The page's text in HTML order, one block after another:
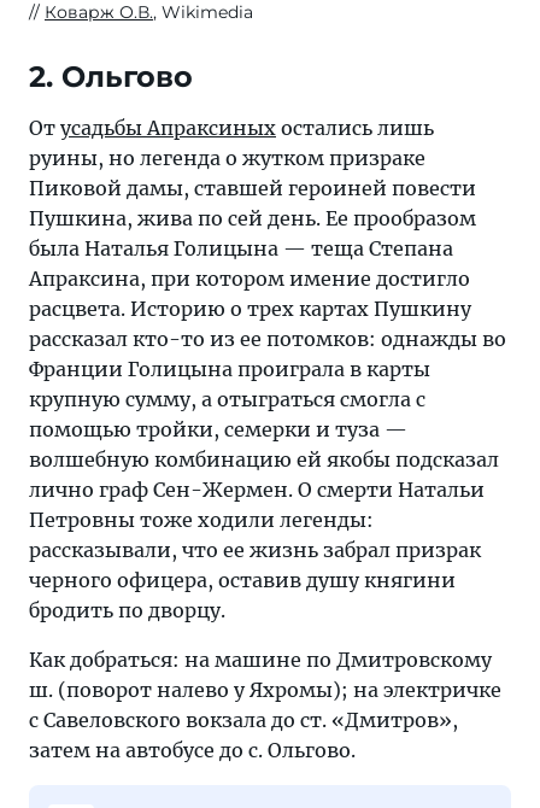
Коварж О.В., Wikimedia
2. Ольгово
От усадьбы Апраксиных остались лишь
руины, но легенда о жутком призраке
Пиковой дамы, ставшей героиней повести
Пушкина, жива по сей день. Ее прообразом
была Наталья Голицына — теща Степана
Апраксина, при котором имение достигло
расцвета. Историю о трех картах Пушкину
рассказал кто-то из ее потомков: однажды во
Франции Голицына проиграла в карты
крупную сумму, а отыграться смогла с
помощью тройки, семерки и туза —
волшебную комбинацию ей якобы подсказал
лично граф Сен-Жермен. О смерти Натальи
Петровны тоже ходили легенды:
рассказывали, что ее жизнь забрал призрак
черного офицера, оставив душу княгини
бродить по дворцу.
Как добраться: на машине по Дмитровскому
ш. (поворот налево у Яхромы); на электричке
с Савеловского вокзала до ст. «Дмитров»,
затем на автобусе до с. Ольгово.